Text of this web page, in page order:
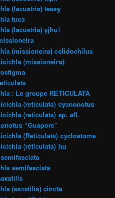
(lacustris) tesay
tuca
(lacustris) yjhui
(missioneira) celidochilus
(missioneira)
: Le groupe RETICULATA
(reticulata) cyanonotus
(reticulata) sp. aff.
“Guapore”
(Reticulata) cyclostoma
(réticulata) hu
semifasciata
(saxatilis) cincta